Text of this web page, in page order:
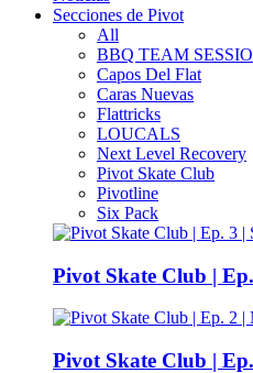
Secciones de Pivot
All
BBQ TEAM
Capos Del Flat
Caras Nuevas
Flattricks
LOUCALS
Next Level Recovery
Pivot Skate Club
Pivotline
Six Pack
Pivot Skate Club |
Pivot Skate Club |